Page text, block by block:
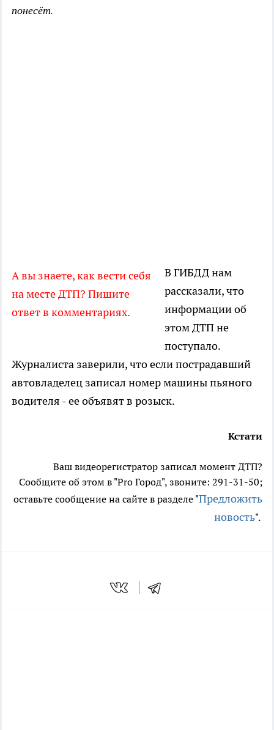
понесёт.
А вы знаете, как вести себя
на месте ДТП? Пишите
ответ в комментариях.
В ГИБДД нам
рассказали, что
информации об
этом ДТП не
поступало.
Журналиста заверили, что если пострадавший
автовладелец записал номер машины пьяного
водителя - ее объявят в розыск.
Кстати
Ваш видеорегистратор записал момент ДТП?
Сообщите об этом в "Pro Город", звоните: 291-31-50;
оставьте сообщение на сайте в разделе "Предложить
новость".